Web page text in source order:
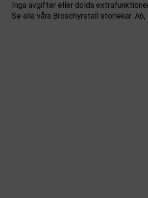
Inga avgifter eller dolda
Se alla våra Broschyrställ storlekar: A6,